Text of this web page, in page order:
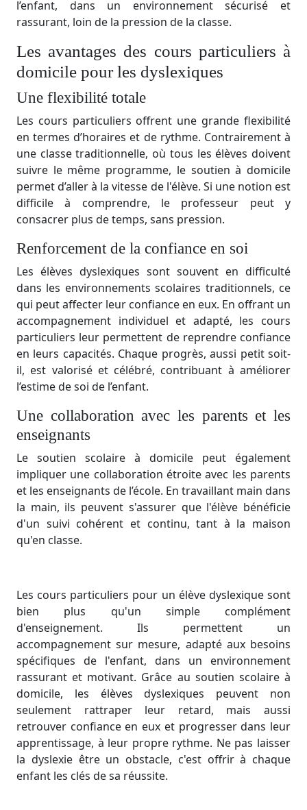
l’enfant, dans un environnement sécurisé et
rassurant, loin de la pression de la classe.
Les avantages des cours particuliers à
domicile pour les dyslexiques
Une flexibilité totale
Les cours particuliers offrent une grande flexibilité
en termes d’horaires et de rythme. Contrairement à
une classe traditionnelle, où tous les élèves doivent
suivre le même programme, le soutien à domicile
permet d’aller à la vitesse de l'élève. Si une notion est
difficile à comprendre, le professeur peut y
consacrer plus de temps, sans pression.
Renforcement de la confiance en soi
Les élèves dyslexiques sont souvent en difficulté
dans les environnements scolaires traditionnels, ce
qui peut affecter leur confiance en eux. En offrant un
accompagnement individuel et adapté, les cours
particuliers leur permettent de reprendre confiance
en leurs capacités. Chaque progrès, aussi petit soit-
il, est valorisé et célébré, contribuant à améliorer
l’estime de soi de l’enfant.
Une collaboration avec les parents et les
enseignants
Le soutien scolaire à domicile peut également
impliquer une collaboration étroite avec les parents
et les enseignants de l’école. En travaillant main dans
la main, ils peuvent s'assurer que l'élève bénéficie
d'un suivi cohérent et continu, tant à la maison
qu'en classe.
Les cours particuliers pour un élève dyslexique sont
bien plus qu'un simple complément
d'enseignement. Ils permettent un
accompagnement sur mesure, adapté aux besoins
spécifiques de l'enfant, dans un environnement
rassurant et motivant. Grâce au soutien scolaire à
domicile, les élèves dyslexiques peuvent non
seulement rattraper leur retard, mais aussi
retrouver confiance en eux et progresser dans leur
apprentissage, à leur propre rythme. Ne pas laisser
la dyslexie être un obstacle, c'est offrir à chaque
enfant les clés de sa réussite.